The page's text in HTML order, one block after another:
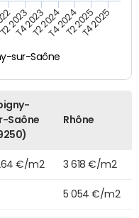
sur-Saône
2023
T4 2023T2 2024T4 2024T2 2025T4 2025
Saône
Rhône
€/m2 3 618 €/m2
5 054 €/m2